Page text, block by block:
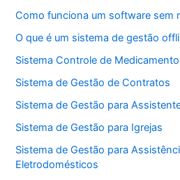
Como funciona um software sem
O que é um sistema de gestão
Sistema Controle de
Sistema de Gestão de Contratos
Sistema de Gestão para
Sistema de Gestão para Igrejas
Sistema de Gestão para
Eletrodomésticos